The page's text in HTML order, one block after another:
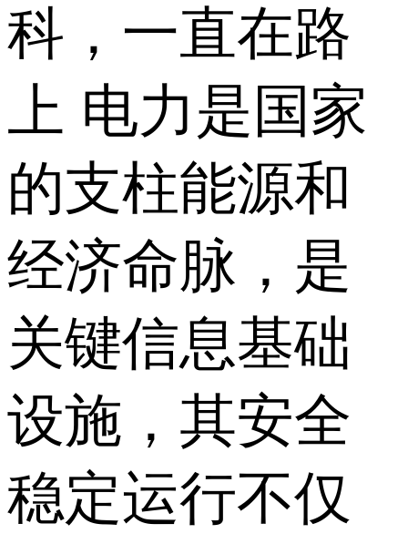
科，一直在路
上 电力是国家
的支柱能源和
经济命脉，是
关键信息基础
设施，其安全
稳定运行不仅